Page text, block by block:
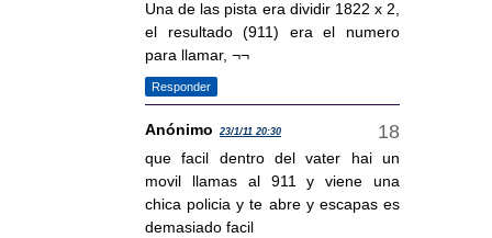
Una de las pista era dividir 1822 x 2,
el resultado (911) era el numero
para llamar, ¬¬
Responder
Anónimo 23/1/11 20:30
que facil dentro del vater hai un
movil llamas al 911 y viene una
chica policia y te abre y escapas es
demasiado facil